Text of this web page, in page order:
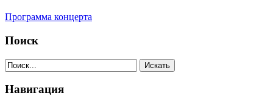
Программа концерта
Поиск
Навигация